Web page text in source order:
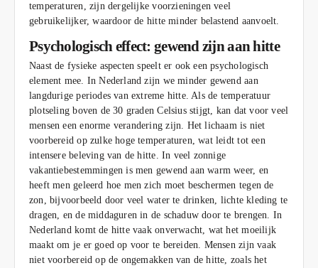
temperaturen, zijn dergelijke voorzieningen veel
gebruikelijker, waardoor de hitte minder belastend aanvoelt.
Psychologisch effect: gewend zijn aan hitte
Naast de fysieke aspecten speelt er ook een psychologisch
element mee. In Nederland zijn we minder gewend aan
langdurige periodes van extreme hitte. Als de temperatuur
plotseling boven de 30 graden Celsius stijgt, kan dat voor veel
mensen een enorme verandering zijn. Het lichaam is niet
voorbereid op zulke hoge temperaturen, wat leidt tot een
intensere beleving van de hitte. In veel zonnige
vakantiebestemmingen is men gewend aan warm weer, en
heeft men geleerd hoe men zich moet beschermen tegen de
zon, bijvoorbeeld door veel water te drinken, lichte kleding te
dragen, en de middaguren in de schaduw door te brengen. In
Nederland komt de hitte vaak onverwacht, wat het moeilijk
maakt om je er goed op voor te bereiden. Mensen zijn vaak
niet voorbereid op de ongemakken van de hitte, zoals het